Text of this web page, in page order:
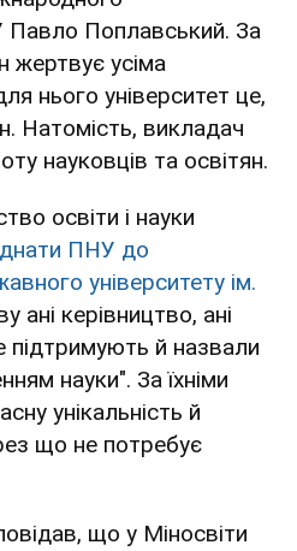
Павло Поплавський. За
жертвує усіма
нього університет це,
Натомість, викладач
науковців та освітян.
освіти і науки
ПНУ до
університету ім.
ані керівництво, ані
й назвали
науки". За їхніми
унікальність й
що не потребує
що у Міносвіти